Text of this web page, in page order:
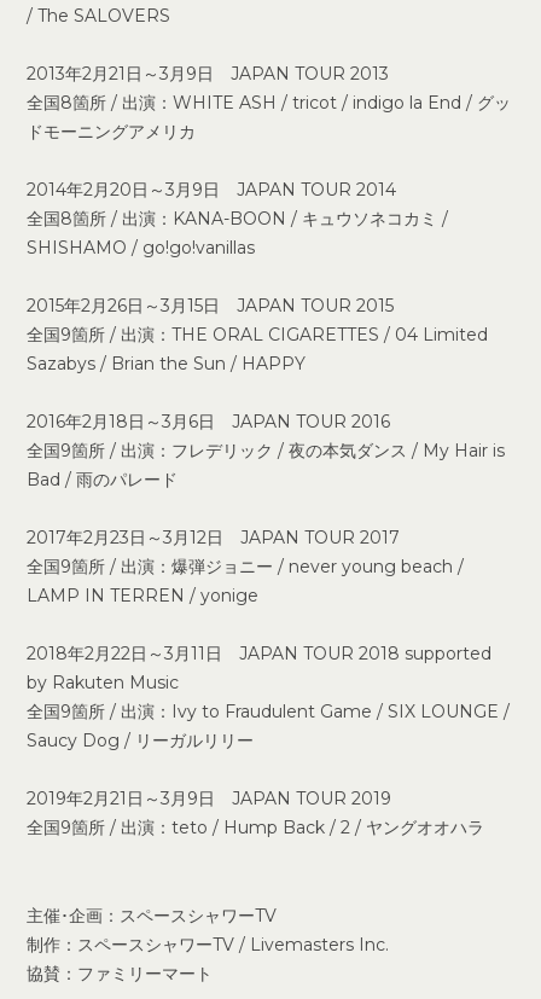
/ The SALOVERS
2013年2月21日～3月9日 JAPAN TOUR 2013
全国8箇所 / 出演：WHITE ASH / tricot / indigo la End / グッ
ドモーニングアメリカ
2014年2月20日～3月9日 JAPAN TOUR 2014
全国8箇所 / 出演：KANA-BOON / キュウソネコカミ /
SHISHAMO / go!go!vanillas
2015年2月26日～3月15日 JAPAN TOUR 2015
全国9箇所 / 出演：THE ORAL CIGARETTES / 04 Limited
Sazabys / Brian the Sun / HAPPY
2016年2月18日～3月6日 JAPAN TOUR 2016
全国9箇所 / 出演：フレデリック / 夜の本気ダンス / My Hair is
Bad / 雨のパレード
2017年2月23日～3月12日 JAPAN TOUR 2017
全国9箇所 / 出演：爆弾ジョニー / never young beach /
LAMP IN TERREN / yonige
2018年2月22日～3月11日 JAPAN TOUR 2018 supported
by Rakuten Music
全国9箇所 / 出演：Ivy to Fraudulent Game / SIX LOUNGE /
Saucy Dog / リーガルリリー
2019年2月21日～3月9日 JAPAN TOUR 2019
全国9箇所 / 出演：teto / Hump Back / 2 / ヤングオオハラ
主催･企画：スペースシャワーTV
制作：スペースシャワーTV / Livemasters Inc.
協賛：ファミリーマート